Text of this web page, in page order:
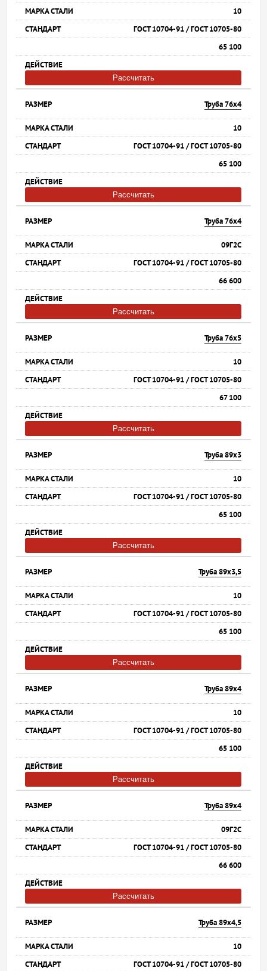
10
ГОСТ 10704-91 / ГОСТ 10705-80
65 100
Рассчитать
Труба 76х4
10
ГОСТ 10704-91 / ГОСТ 10705-80
65 100
Рассчитать
Труба 76х4
09Г2С
ГОСТ 10704-91 / ГОСТ 10705-80
66 600
Рассчитать
Труба 76х5
10
ГОСТ 10704-91 / ГОСТ 10705-80
67 100
Рассчитать
Труба 89х3
10
ГОСТ 10704-91 / ГОСТ 10705-80
65 100
Рассчитать
Труба 89х3,5
10
ГОСТ 10704-91 / ГОСТ 10705-80
65 100
Рассчитать
Труба 89х4
10
ГОСТ 10704-91 / ГОСТ 10705-80
65 100
Рассчитать
Труба 89х4
09Г2С
ГОСТ 10704-91 / ГОСТ 10705-80
66 600
Рассчитать
Труба 89х4,5
10
ГОСТ 10704-91 / ГОСТ 10705-80